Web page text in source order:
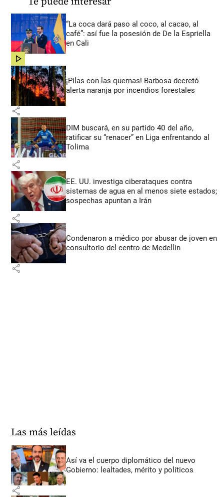
“La coca dará paso al coco, al cacao, al
café”: así fue la posesión de De la Espriella
en Cali
share
¡Pilas con las quemas! Barbosa decretó
alerta naranja por incendios forestales
share
DIM buscará, en su partido 40 del año,
ratificar su “renacer” en Liga enfrentando al
Tolima
share
EE. UU. investiga ciberataques contra
sistemas de agua en al menos siete estados;
sospechas apuntan a Irán
share
Condenaron a médico por abusar de joven en
consultorio del centro de Medellín
share
Las más leídas
Así va el cuerpo diplomático del nuevo
Gobierno: lealtades, mérito y políticos
share